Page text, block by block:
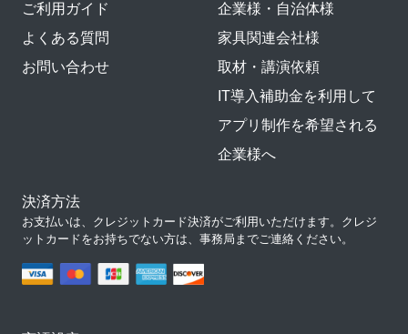
ご利用ガイド
よくある質問
お問い合わせ
企業様・自治体様
家具関連会社様
取材・講演依頼
IT導入補助金を利用して
アプリ制作を希望される
企業様へ
決済方法
お支払いは、クレジットカード決済がご利用いただけます。クレジ
ットカードをお持ちでない方は、事務局までご連絡ください。